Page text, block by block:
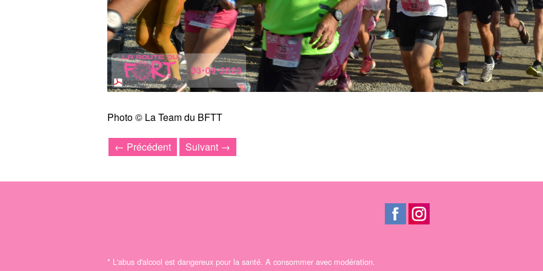
Photo © La Team du BFTT
← Précédent Suivant →
* L'abus d'alcool est dangereux pour la santé. A consommer avec modération.